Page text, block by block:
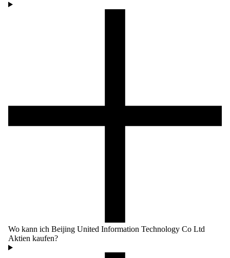
Wo kann ich Beijing United Information Technology Co Ltd
Aktien kaufen?